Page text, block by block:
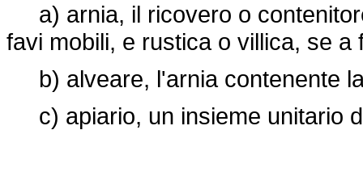
a) arnia, il ricovero o
favi mobili, e rustica o villica, se a
b) alveare, l'arnia contenente
c) apiario, un insieme unitario